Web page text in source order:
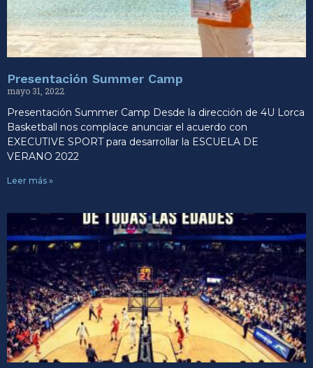
Presentación Summer Camp
mayo 31, 2022
Presentación Summer Camp Desde la dirección de 4U Lorca
Basketball nos complace anunciar el acuerdo con
EXECUTIVE SPORT para desarrollar la ESCUELA DE
VERANO 2022
Leer más »